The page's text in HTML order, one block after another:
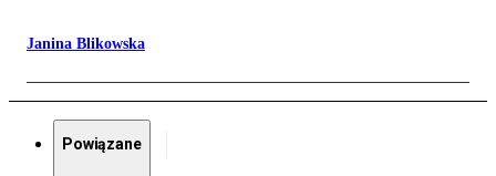
Janina Blikowska
Powiązane